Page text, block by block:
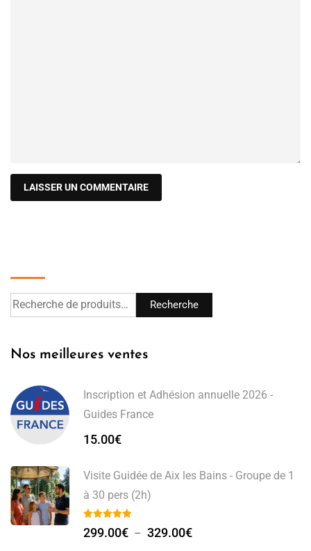
Recherche
Nos meilleures ventes
Inscription et Adhésion annuelle 2026 -
Guides France
15.00€
Visite Guidée de Aix les Bains - Groupe de 1
à 30 pers (2h)
299.00€ – 329.00€